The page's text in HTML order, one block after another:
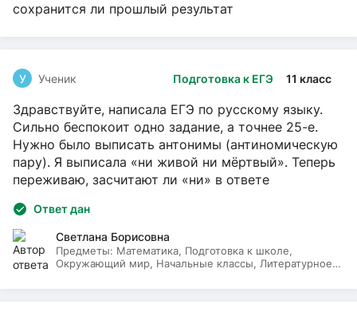
сохранится ли прошлый результат
Подготовка к ЕГЭ 11 класс
У Ученик
Здравствуйте, написала ЕГЭ по русскому языку.
Сильно беспокоит одно задание, а точнее 25-е.
Нужно было выписать антонимы (антиномическую
пару). Я выписала «ни живой ни мёртвый». Теперь
переживаю, засчитают ли «ни» в ответе
Ответ дан
Светлана Борисовна
Предметы: Математика, Подготовка к школе,
Окружающий мир, Начальные классы, Литературное